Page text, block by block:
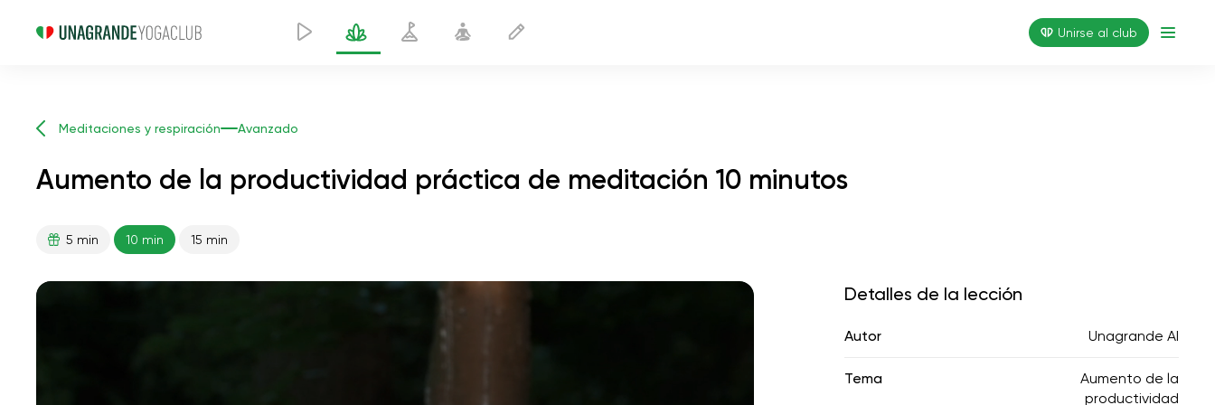
Unirse al club
Meditaciones y respiración Avanzado
Aumento de la productividad práctica de meditación 10 minutos
5 min 10 min 15 min
paz interior
Detalles de la lección
Autor Unagrande AI
Tema
Aumento de la
productividad